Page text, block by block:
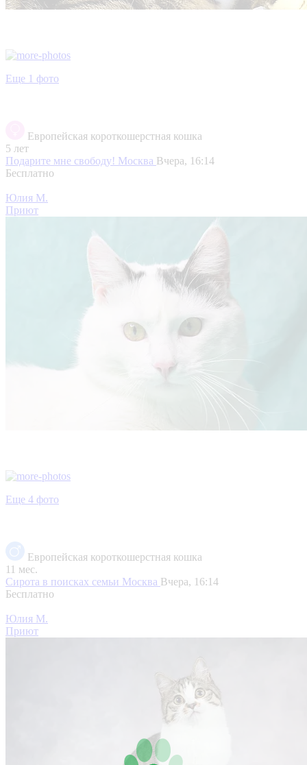
Еще 1 фото
Европейская короткошерстная кошка
5 лет
Подарите мне свободу! Москва Вчера, 16:14
Бесплатно
Юлия М.
Приют
Еще 4 фото
Европейская короткошерстная кошка
11 мес.
Сирота в поисках семьи Москва Вчера, 16:14
Бесплатно
Юлия М.
Приют